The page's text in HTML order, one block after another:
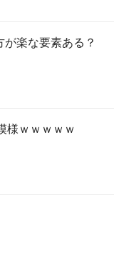
が楽な要素ある？
様ｗｗｗｗｗ